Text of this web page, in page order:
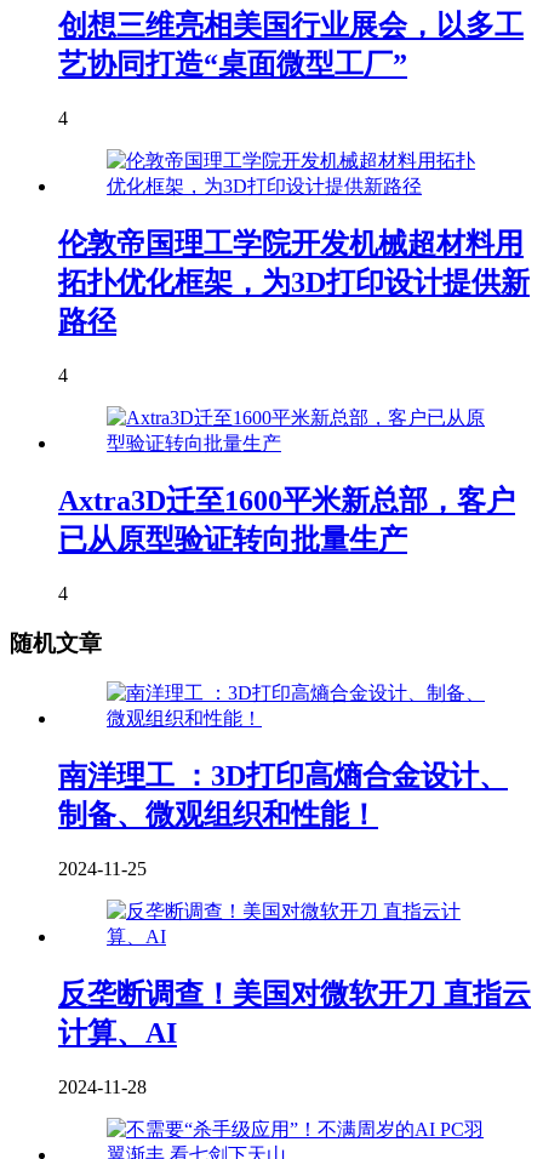
创想三维亮相美国行业展会，以多工
艺协同打造“桌面微型工厂”
4
伦敦帝国理工学院开发机械超材料用
拓扑优化框架，为3D打印设计提供新
路径
4
Axtra3D迁至1600平米新总部，客户
已从原型验证转向批量生产
4
随机文章
南洋理工 ：3D打印高熵合金设计、
制备、微观组织和性能！
2024-11-25
反垄断调查！美国对微软开刀 直指云
计算、AI
2024-11-28